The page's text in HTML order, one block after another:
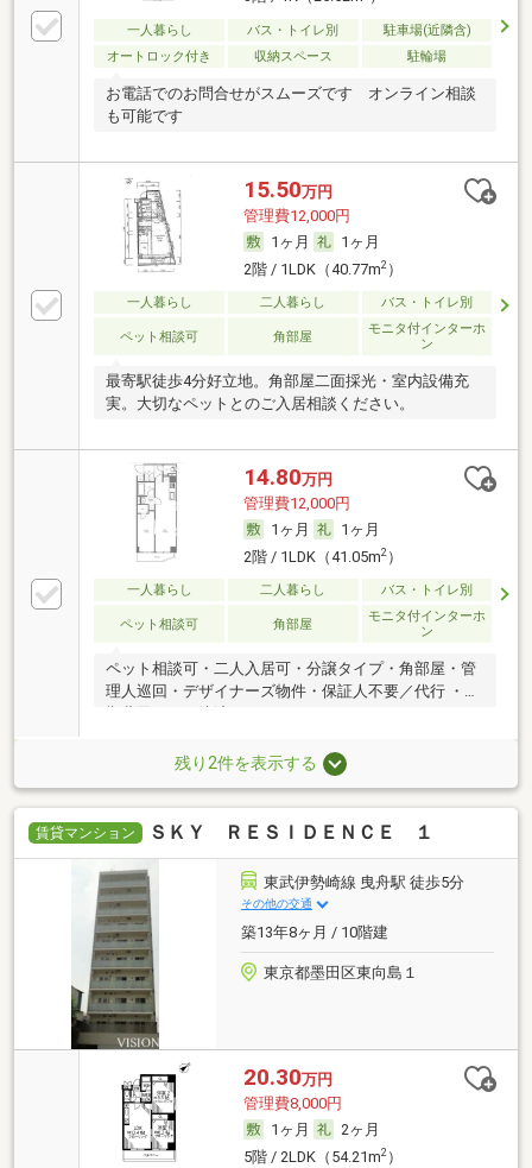
一人暮らし バス・トイレ別
駐車場(近隣含)
オートロック付き
収納スペース 駐輪場
お電話でのお問合せがスムーズです オンライン相談
も可能です
15.50万円
管理費12,000円
1ヶ月
1ヶ月
2階 / 1LDK（40.77m2）
一人暮らし 二人暮らし バス・トイレ別
ペット相談可 角部屋
モニタ付インターホ
ン
最寄駅徒歩4分好立地。角部屋二面採光・室内設備充
実。大切なペットとのご入居相談ください。
14.80万円
管理費12,000円
1ヶ月
1ヶ月
2階 / 1LDK（41.05m2）
一人暮らし 二人暮らし バス・トイレ別
ペット相談可 角部屋
モニタ付インターホ
ン
ペット相談可・二人入居可・分譲タイプ・角部屋・管
理人巡回・デザイナーズ物件・保証人不要／代行 ・初
残り2件を表示する
賃貸マンション ＳＫＹ ＲＥＳＩＤＥＮＣＥ １
東武伊勢崎線 曳舟駅 徒歩5分
その他の交通
築13年8ヶ月 / 10階建
東京都墨田区東向島１
20.30万円
管理費8,000円
1ヶ月
2ヶ月
5階 / 2LDK（54.21m2）